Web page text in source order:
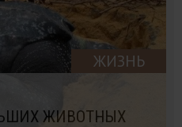
ЖИЗНЬ
ЖИВОТНЫХ